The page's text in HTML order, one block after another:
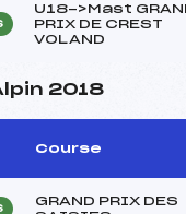
U18->Mast
PRIX DE CREST
VOLAND
2018
Course
GRAND PRIX DES